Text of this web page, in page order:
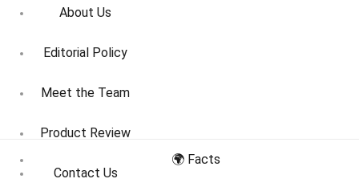
About Us
Editorial Policy
Meet the Team
Product Review
Contact Us
🌍 Facts